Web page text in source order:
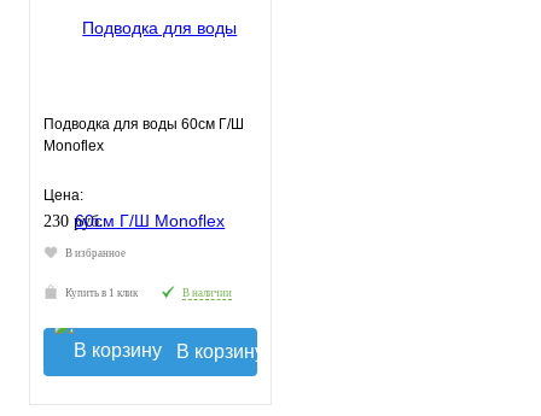
Подводка для воды 60см Г/Ш
Monoflex
Цена:
230 руб.
В избранное
Купить в 1 клик В наличии
В корзину